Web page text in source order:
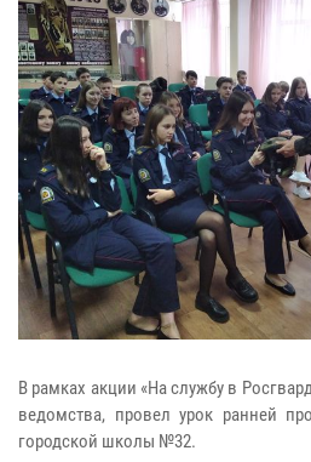
В рамках акции «На службу в
ведомства, провел урок ранней
городской школы №32.